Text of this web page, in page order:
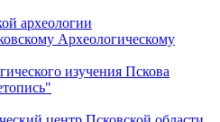
археологии
Археологическому
изучения Пскова